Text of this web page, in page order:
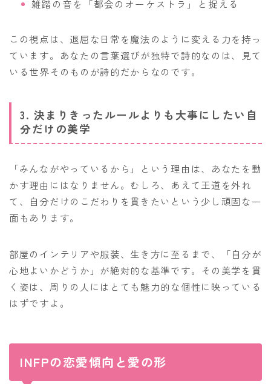
雑踏の音を「都会のオーケストラ」と捉える
この視点は、退屈な日常を魔法のように変える力を持っ
ています。あなたの言葉選びが独特で詩的なのは、見て
いる世界そのものが詩的だからなのです。
3. 決まりきったルールよりも大事にしたい自
分だけの美学
「みんながやっているから」という理由は、あなたを動
かす理由にはなりません。むしろ、あえて王道を外れ
て、自分だけのこだわりを貫きたいという少し頑固な一
面もあります。
部屋のインテリアや服装、生き方に至るまで、「自分が
心地よいかどうか」が絶対的な基準です。その美学を貫
く姿は、周りの人にはとても魅力的な個性に映っている
はずですよ。
INFPの恋愛傾向と愛の形